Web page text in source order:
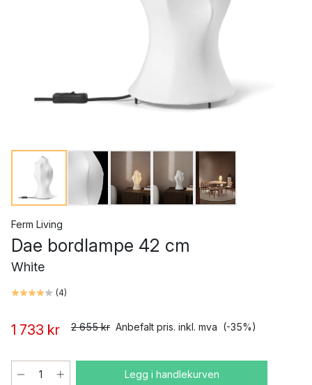
Ferm Living
Dae bordlampe 42 cm
White
(4)
1 733 kr 2 655 kr Anbefalt pris. inkl. mva (-35%)
Legg i handlekurven